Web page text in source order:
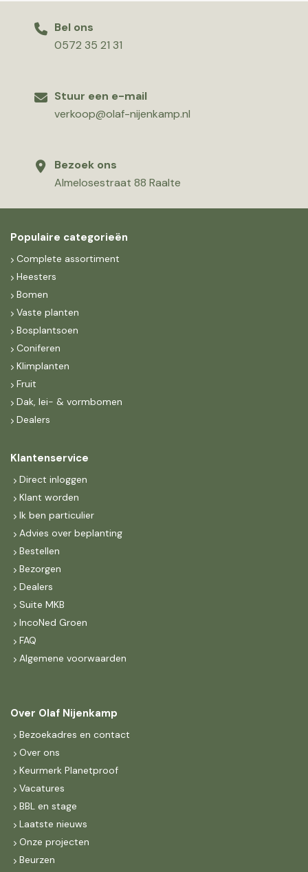
Bel ons
0572 35 21 31
Stuur een e-mail
verkoop@olaf-nijenkamp.nl
Bezoek ons
Almelosestraat 88 Raalte
Populaire categorieën
Complete assortiment
Heesters
Bomen
Vaste planten
Bosplantsoen
Coniferen
Klimplanten
Fruit
Dak, lei- & vormbomen
Dealers
Klantenservice
Direct inloggen
Klant worden
Ik ben particulier
Advies over beplanting
Bestellen
Bezorgen
Dealers
Suite MKB
IncoNed Groen
FAQ
Algemene voorwaarden
Over Olaf Nijenkamp
Bezoekadres en contact
Over ons
Keurmerk Planetproof
Vacatures
BBL en stage
Laatste nieuws
Onze projecten
Beurzen